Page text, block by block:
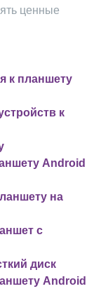
ценные
к планшету
к
Android
на
с
диск
Android